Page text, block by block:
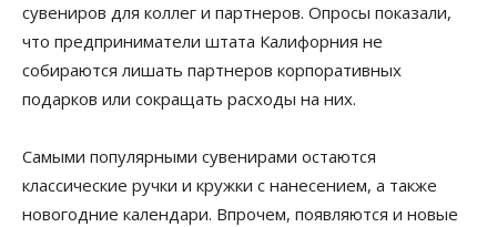
сувениров для коллег и партнеров. Опросы показали,
что предприниматели штата Калифорния не
собираются лишать партнеров корпоративных
подарков или сокращать расходы на них.
Самыми популярными сувенирами остаются
классические ручки и кружки с нанесением, а также
новогодние календари. Впрочем, появляются и новые